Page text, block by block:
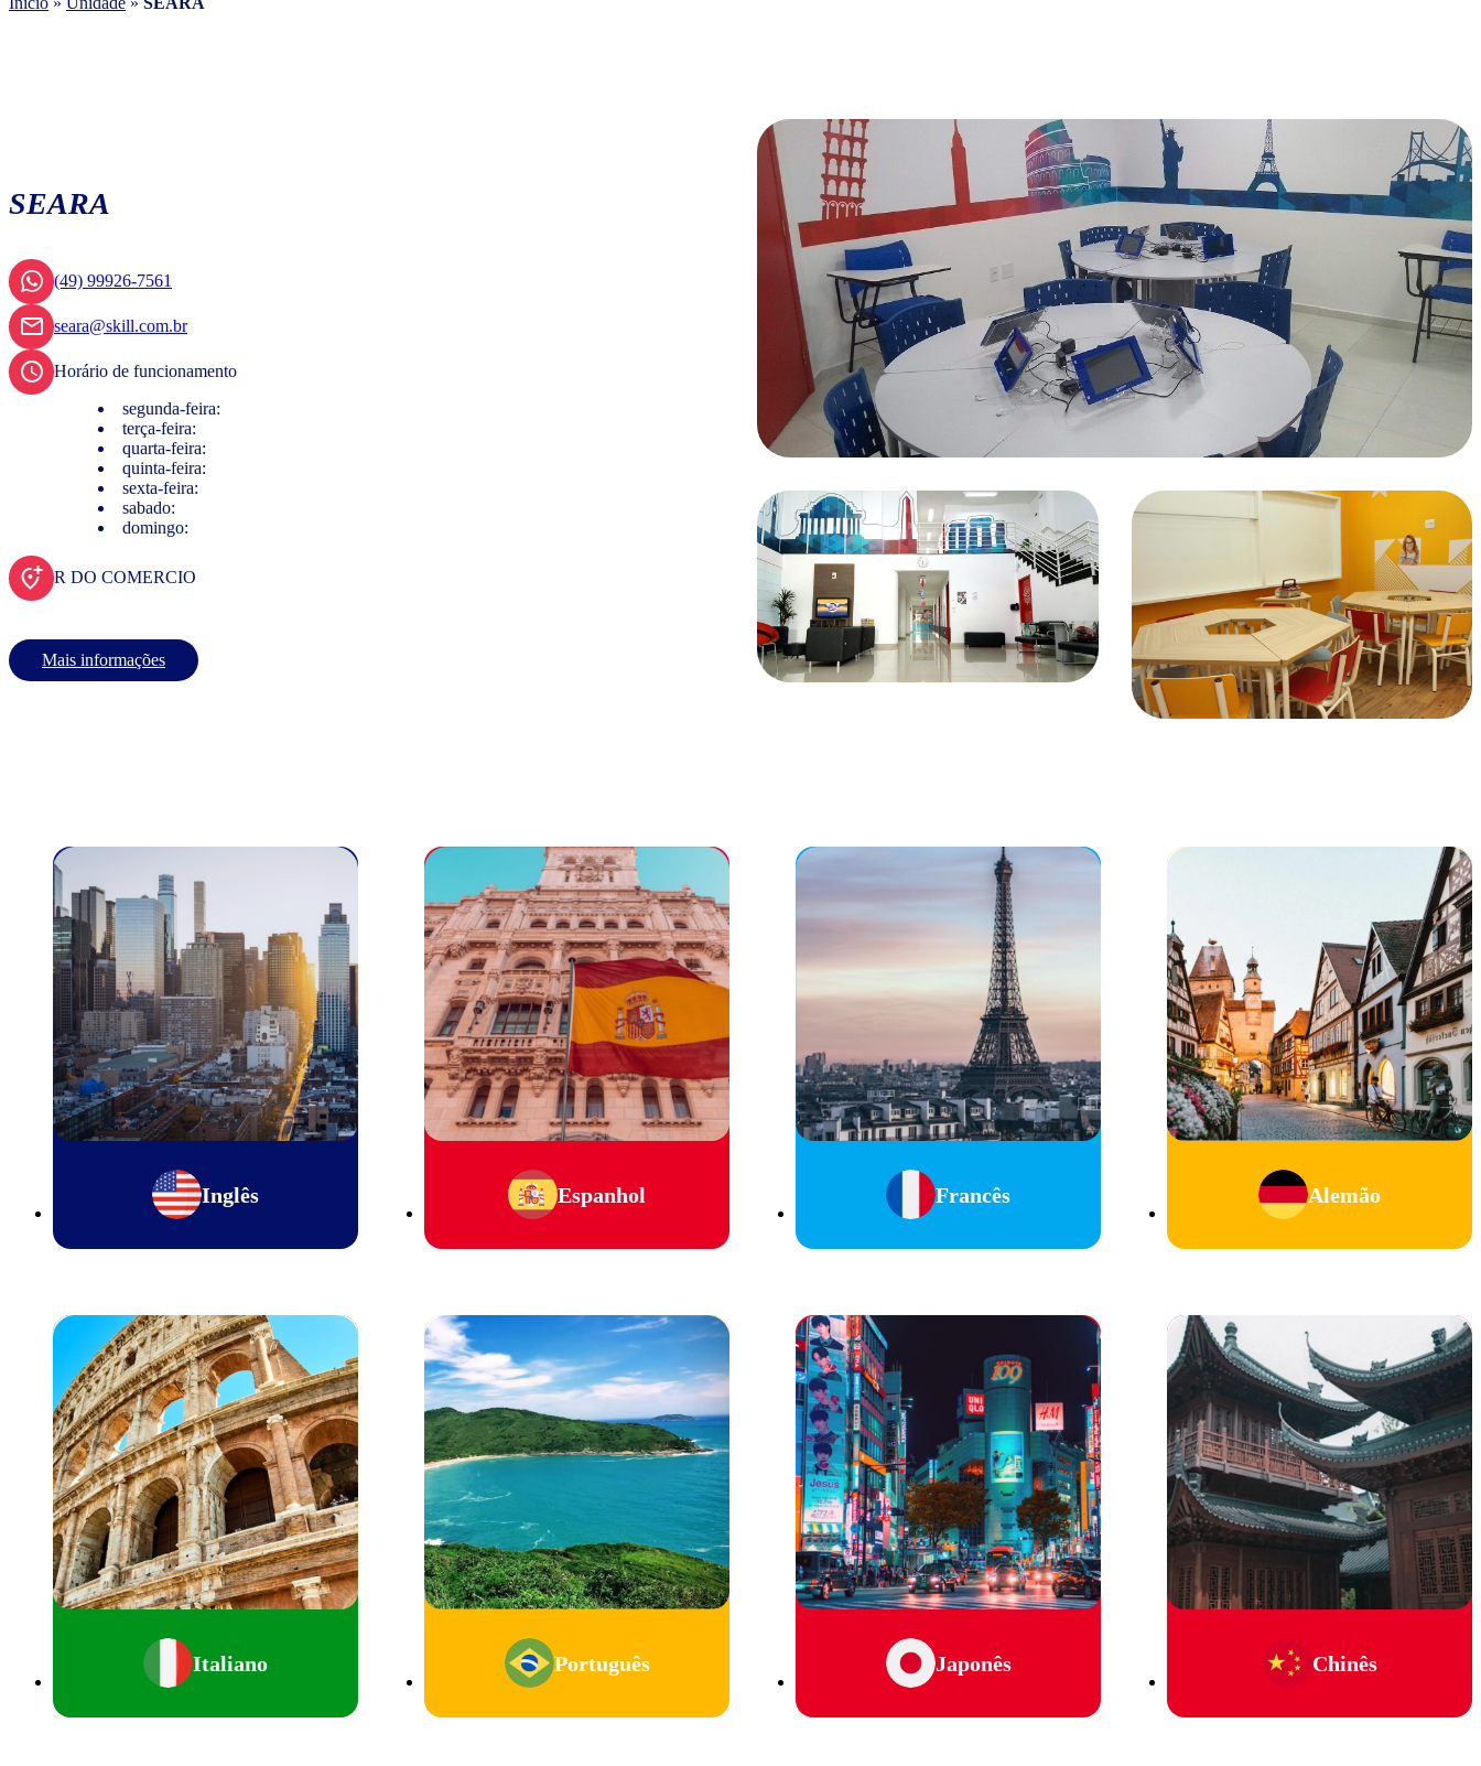
SEARA
(49) 99926-7561
seara@skill.com.br
Horário de funcionamento
segunda-feira:
terça-feira:
quarta-feira:
quinta-feira:
sexta-feira:
sabado:
domingo:
R DO COMERCIO
Mais informações
Inglês Espanhol Francês Alemão
Italiano Português Japonês Chinês